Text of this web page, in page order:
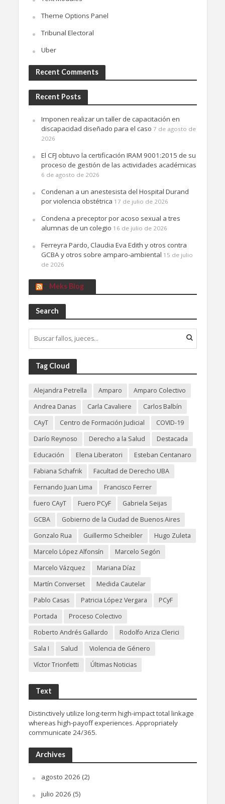
Theme Options Panel
Tribunal Electoral
Uber
Recent Comments
Recent Posts
Imponen realizar un taller de capacitación en
discapacidad diseñado para el caso 7 de agosto de
2026
El CFJ obtuvo la certificación IRAM 9001:2015 de su
proceso de gestión de las actividades académicas
6 de agosto de 2026
Condenan a un anestesista del Hospital Durand
por violencia obstétrica 17 de julio de 2026
Condena a preceptor por acoso sexual a tres
alumnas de un colegio 16 de julio de 2026
Ferreyra Pardo, Claudia Eva Edith y otros contra
GCBA y otros sobre amparo-ambiental 15 de julio
de 2026
Meks Blog
Search
Tag Cloud
Alejandra Petrella Amparo
Amparo Colectivo
Andrea Danas
Carla Cavaliere
Carlos Balbín
CAyT
Centro de Formación Judicial
COVID-19
Darío Reynoso
Derecho a la Salud
Destacada
Educación
Elena Liberatori
Esteban Centanaro
Fabiana Schafrik
Facultad de Derecho UBA
Fernando Juan Lima
Francisco Ferrer
fuero CAyT
Fuero PCyF
Gabriela Seijas
GCBA
Gobierno de la Ciudad de Buenos Aires
Gonzalo Rua
Guillermo Scheibler
Hugo Zuleta
Marcelo López Alfonsín
Marcelo Segón
Marcelo Vázquez
Mariana Díaz
Martín Converset
Medida Cautelar
Pablo Casas
Patricia López Vergara
PCyF
Portada
Proceso Colectivo
Roberto Andrés Gallardo
Rodolfo Ariza Clerici
Sala I
Salud
Violencia de Género
Víctor Trionfetti
Últimas Noticias
Text
Distinctively utilize long-term high-impact total linkage
whereas high-payoff experiences. Appropriately
communicate 24/365.
Archives
agosto 2026 (2)
julio 2026 (5)